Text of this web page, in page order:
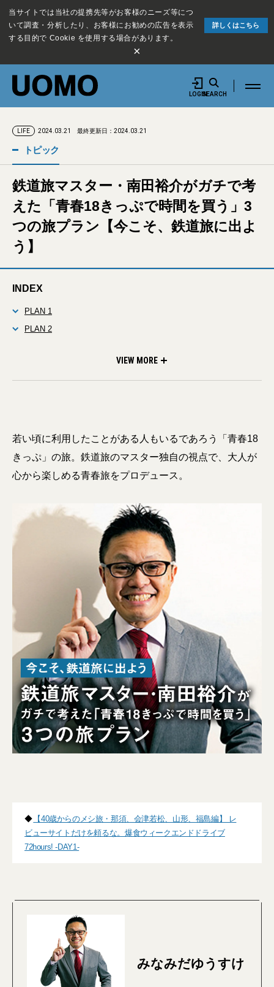
当サイトでは当社の提携先等がお客様のニーズ等につ
いて調査・分析したり、お客様にお勧めの広告を表示
する目的で Cookie を使用する場合があります。
詳しくはこちら
×
LOGINSEARCH
LIFE 2024.03.21 最終更新日：2024.03.21
トピック
鉄道旅マスター・南田裕介がガチで考
えた「青春18きっぷで時間を買う」3
つの旅プラン【今こそ、鉄道旅に出よ
う】
INDEX
PLAN 1
PLAN 2
VIEW MORE
若い頃に利用したことがある人もいるであろう「青春18
きっぷ」の旅。鉄道旅のマスター独自の視点で、大人が
心から楽しめる青春旅をプロデュース。
◆ 【40歳からのメシ旅・那須、会津若松、山形、福島編】 レ
ビューサイトだけを頼るな。爆食ウィークエンドドライブ
72hours! -DAY1-
みなみだゆうすけ